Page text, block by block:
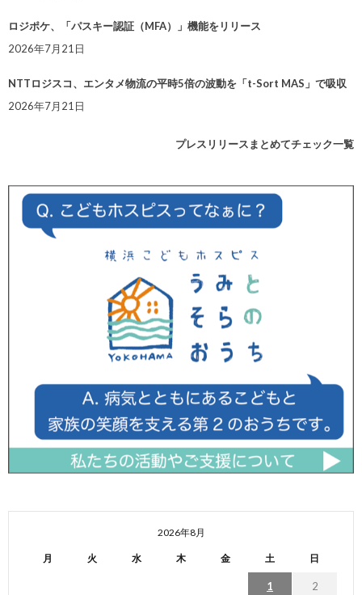
ロジポケ、「パスキー認証（MFA）」機能をリリース
2026年7月21日
NTTロジスコ、エンタメ物流の平時5倍の波動を「t-Sort MAS」で吸収
2026年7月21日
プレスリリースまとめてチェック一覧
2026年8月
月 火 水 木 金 土 日
1 2